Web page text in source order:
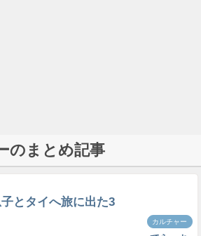
のまとめ記事
とタイへ旅に出た3
カルチャー